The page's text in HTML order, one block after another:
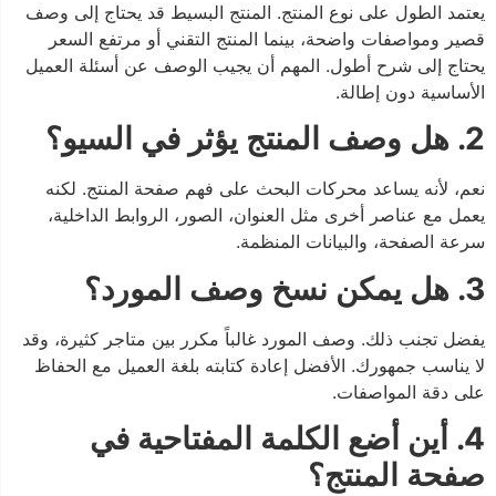
يعتمد الطول على نوع المنتج. المنتج البسيط قد يحتاج إلى وصف
قصير ومواصفات واضحة، بينما المنتج التقني أو مرتفع السعر
يحتاج إلى شرح أطول. المهم أن يجيب الوصف عن أسئلة العميل
الأساسية دون إطالة.
2. هل وصف المنتج يؤثر في السيو؟
نعم، لأنه يساعد محركات البحث على فهم صفحة المنتج. لكنه
يعمل مع عناصر أخرى مثل العنوان، الصور، الروابط الداخلية،
سرعة الصفحة، والبيانات المنظمة.
3. هل يمكن نسخ وصف المورد؟
يفضل تجنب ذلك. وصف المورد غالباً مكرر بين متاجر كثيرة، وقد
لا يناسب جمهورك. الأفضل إعادة كتابته بلغة العميل مع الحفاظ
على دقة المواصفات.
4. أين أضع الكلمة المفتاحية في
صفحة المنتج؟